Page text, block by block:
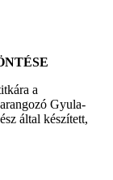
a
Gyula-
által készített,